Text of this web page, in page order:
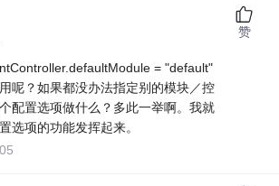
= "default"
呢？如果都没办法指定别的模块／控
配置选项做什么？多此一举啊。我就
选项的功能发挥起来。
赞